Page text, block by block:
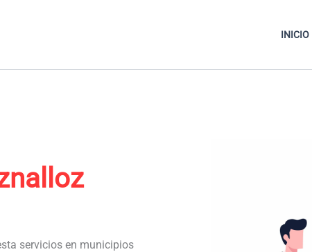
INICIO
servicios en municipios